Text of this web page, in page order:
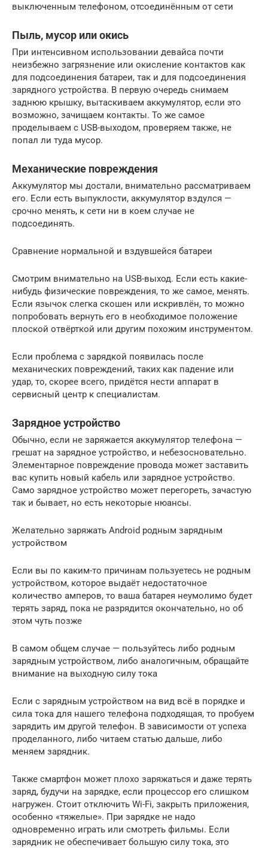
выключенным телефоном, отсоединённым от сети
Пыль, мусор или окись
При интенсивном использовании девайса почти
неизбежно загрязнение или окисление контактов как
для подсоединения батареи, так и для подсоединения
зарядного устройства. В первую очередь снимаем
заднюю крышку, вытаскиваем аккумулятор, если это
возможно, зачищаем контакты. То же самое
проделываем с USB-выходом, проверяем также, не
попал ли туда мусор.
Механические повреждения
Аккумулятор мы достали, внимательно рассматриваем
его. Если есть выпуклости, аккумулятор вздулся —
срочно менять, к сети ни в коем случае не
подсоединять.
Сравнение нормальной и вздувшейся батареи
Смотрим внимательно на USB-выход. Если есть какие-
нибудь физические повреждения, то же самое, менять.
Если язычок слегка скошен или искривлён, то можно
попробовать вернуть его в необходимое положение
плоской отвёрткой или другим похожим инструментом.
Если проблема с зарядкой появилась после
механических повреждений, таких как падение или
удар, то, скорее всего, придётся нести аппарат в
сервисный центр к специалистам.
Зарядное устройство
Обычно, если не заряжается аккумулятор телефона —
грешат на зарядное устройство, и небезосновательно.
Элементарное повреждение провода может заставить
вас купить новый кабель или зарядное устройство.
Само зарядное устройство может перегореть, зачастую
так и бывает, но есть некоторые нюансы.
Желательно заряжать Android родным зарядным
устройством
Если вы по каким-то причинам пользуетесь не родным
устройством, которое выдаёт недостаточное
количество амперов, то ваша батарея неумолимо будет
терять заряд, пока не разрядится окончательно, но об
этом чуть позже
В самом общем случае — пользуйтесь либо родным
зарядным устройством, либо аналогичным, обращайте
внимание на выходную силу тока
Если с зарядным устройством на вид всё в порядке и
сила тока для нашего телефона подходящая, то пробуем
зарядить им другой телефон. В зависимости от успеха
проделанного, либо читаем статью дальше, либо
меняем зарядник.
Также смартфон может плохо заряжаться и даже терять
заряд, будучи на зарядке, если процессор его слишком
нагружен. Стоит отключить Wi-Fi, закрыть приложения,
особенно «тяжелые». При зарядке не надо
одновременно играть или смотреть фильмы. Если
зарядник не обеспечивает большую силу тока, это